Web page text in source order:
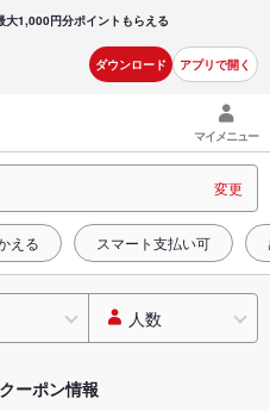
大1,000円分ポイントもらえる
ダウンロード アプリで開く
マイメニュー
変更
える スマート支払い可
人数
ーポン情報